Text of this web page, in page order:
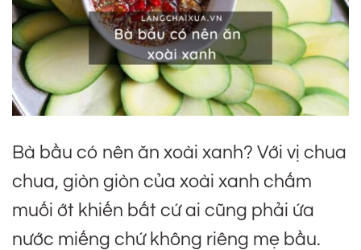
Bà bầu có nên ăn xoài xanh? Với vị chua
chua, giòn giòn của xoài xanh chấm
muối ớt khiến bất cứ ai cũng phải ứa
nước miếng chứ không riêng mẹ bầu.